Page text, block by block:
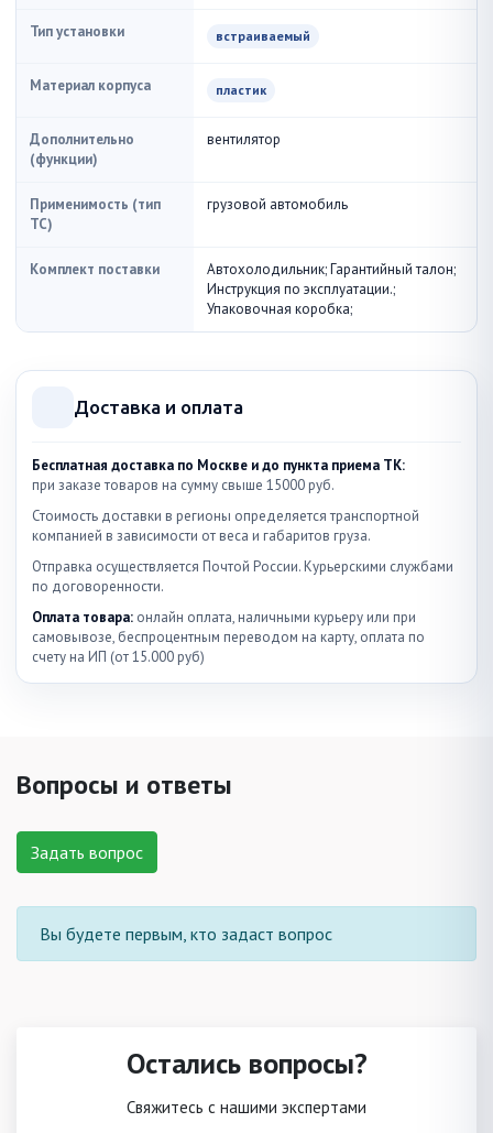
Тип установки встраиваемый
Материал корпуса пластик
Дополнительно
(функции)
вентилятор
Применимость (тип
ТС)
грузовой автомобиль
Комплект поставки
Автохолодильник; Гарантийный талон;
Инструкция по эксплуатации.;
Упаковочная коробка;
Доставка и оплата
Бесплатная доставка по Москве и до пункта приема ТК:
при заказе товаров на сумму свыше 15000 руб.
Стоимость доставки в регионы определяется транспортной
компанией в зависимости от веса и габаритов груза.
Отправка осуществляется Почтой России. Курьерскими службами
по договоренности.
Оплата товара: онлайн оплата, наличными курьеру или при
самовывозе, беспроцентным переводом на карту, оплата по
счету на ИП (от 15.000 руб)
Вопросы и ответы
Задать вопрос
Вы будете первым, кто задаст вопрос
Остались вопросы?
Свяжитесь с нашими экспертами